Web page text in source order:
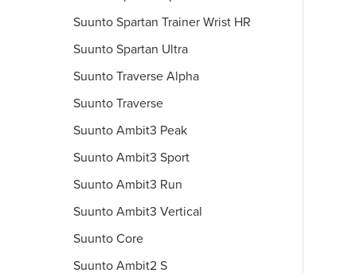
Suunto Spartan Trainer Wrist HR
Suunto Spartan Ultra
Suunto Traverse Alpha
Suunto Traverse
Suunto Ambit3 Peak
Suunto Ambit3 Sport
Suunto Ambit3 Run
Suunto Ambit3 Vertical
Suunto Core
Suunto Ambit2 S